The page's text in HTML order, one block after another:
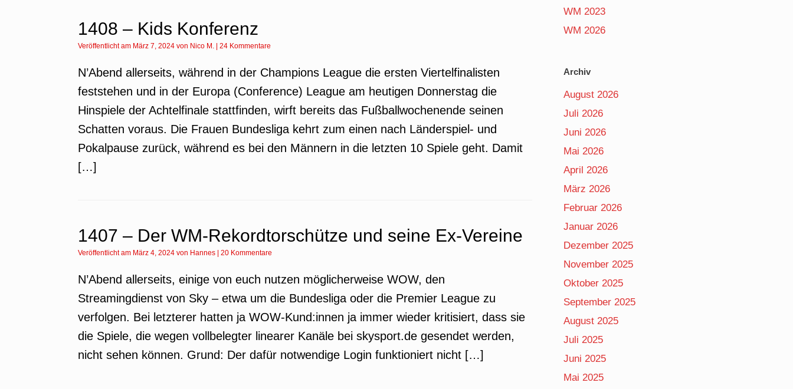
1408 – Kids Konferenz
Veröffentlicht am März 7, 2024 von Nico M. 24 Kommentare
N’Abend allerseits, während in der Champions League die ersten Viertelfinalisten
feststehen und in der Europa (Conference) League am heutigen Donnerstag die
Hinspiele der Achtelfinale stattfinden, wirft bereits das Fußballwochenende seinen
Schatten voraus. Die Frauen Bundesliga kehrt zum einen nach Länderspiel- und
Pokalpause zurück, während es bei den Männern in die letzten 10 Spiele geht. Damit
[…]
1407 – Der WM-Rekordtorschütze und seine Ex-Vereine
Veröffentlicht am März 4, 2024 von Hannes 20 Kommentare
N’Abend allerseits, einige von euch nutzen möglicherweise WOW, den
Streamingdienst von Sky – etwa um die Bundesliga oder die Premier League zu
verfolgen. Bei letzterer hatten ja WOW-Kund:innen ja immer wieder kritisiert, dass sie
die Spiele, die wegen vollbelegter linearer Kanäle bei skysport.de gesendet werden,
nicht sehen können. Grund: Der dafür notwendige Login funktioniert nicht […]
WM 2023
WM 2026
Archiv
August 2026
Juli 2026
Juni 2026
Mai 2026
April 2026
März 2026
Februar 2026
Januar 2026
Dezember 2025
November 2025
Oktober 2025
September 2025
August 2025
Juli 2025
Juni 2025
Mai 2025